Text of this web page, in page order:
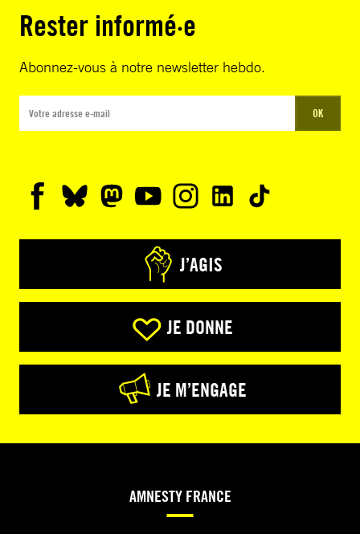
Rester informé·e
Abonnez-vous à notre newsletter hebdo.
OK
J’AGIS
JE DONNE
JE M’ENGAGE
AMNESTY FRANCE